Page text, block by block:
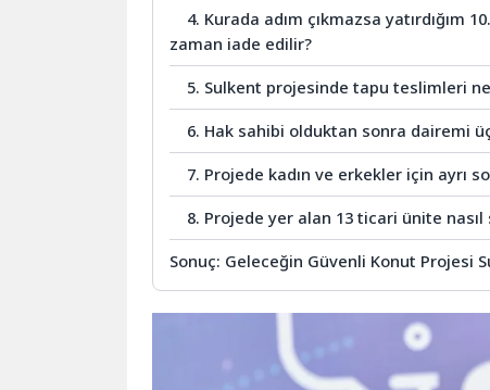
4. Kurada adım çıkmazsa yatırdığım
zaman iade edilir?
5. Sulkent projesinde tapu teslimleri
6. Hak sahibi olduktan sonra dairemi
7. Projede kadın ve erkekler için ayrı
8. Projede yer alan 13 ticari ünite
Sonuç: Geleceğin Güvenli Konut Projesi